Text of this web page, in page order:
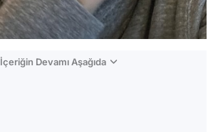
İçeriğin Devamı Aşağıda